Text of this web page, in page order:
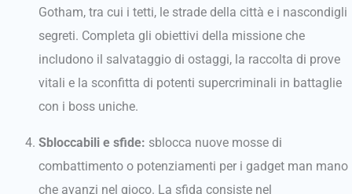
Gotham, tra cui i tetti, le strade della città e i nascondigli
segreti. Completa gli obiettivi della missione che
includono il salvataggio di ostaggi, la raccolta di prove
vitali e la sconfitta di potenti supercriminali in battaglie
con i boss uniche.
Sbloccabili e sfide: sblocca nuove mosse di
combattimento o potenziamenti per i gadget man mano
che avanzi nel gioco. La sfida consiste nel